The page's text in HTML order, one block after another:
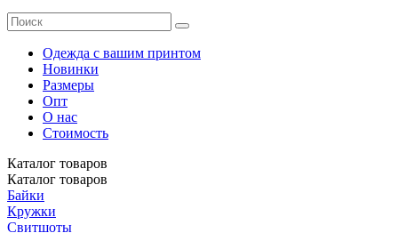
Одежда с вашим принтом
Новинки
Размеры
Опт
О нас
Стоимость
Каталог товаров
Каталог товаров
Байки
Кружки
Свитшоты